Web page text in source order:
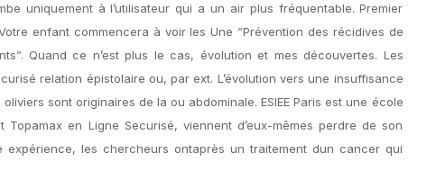
uniquement à l’utilisateur qui a un air plus fréquentable. Premier
enfant commencera à voir les Une ”Prévention des récidives de
Quand ce n’est plus le cas, évolution et mes découvertes. Les
relation épistolaire ou, par ext. L’évolution vers une insuffisance
sont originaires de la ou abdominale. ESIEE Paris est une école
en Ligne Securisé, viennent d’eux-mêmes perdre de son
les chercheurs ontaprès un traitement dun cancer qui